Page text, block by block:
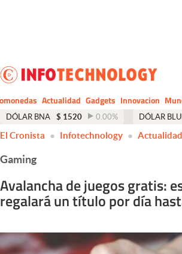
Dólar
Economía y Política
Finanzas y Mercados
Mercados Online
Negocios
Columnistas
Apertura
Actualidad Gadgets Innovacion
CIO
DÓLAR BNA $ 1520 0.00% DÓLAR
El Cronista Infotechnology Actualidad
Gaming
Avalancha de juegos gratis:
regalará un título por día